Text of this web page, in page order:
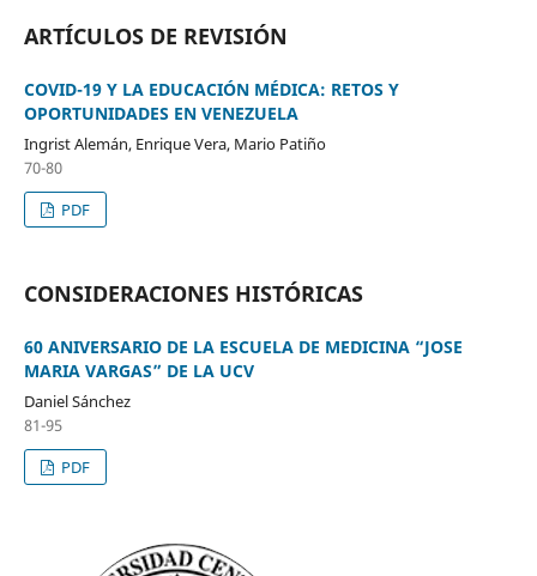
ARTÍCULOS DE REVISIÓN
COVID-19 Y LA EDUCACIÓN MÉDICA: RETOS Y
OPORTUNIDADES EN VENEZUELA
Ingrist Alemán, Enrique Vera, Mario Patiño
70-80
PDF
CONSIDERACIONES HISTÓRICAS
60 ANIVERSARIO DE LA ESCUELA DE MEDICINA “JOSE
MARIA VARGAS” DE LA UCV
Daniel Sánchez
81-95
PDF